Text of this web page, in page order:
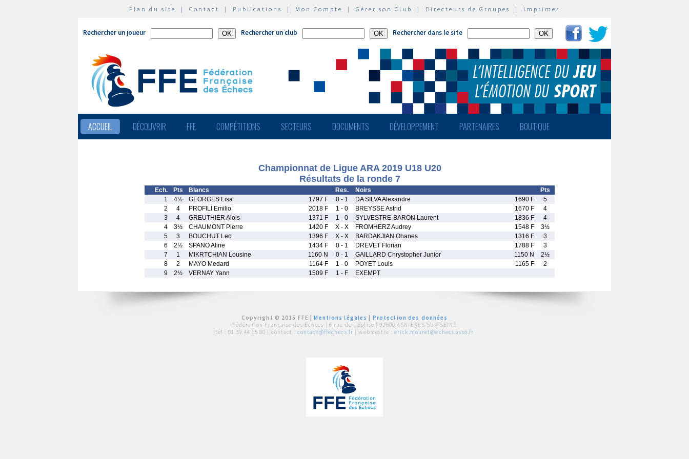
Plan du site | Contact | Publications | Mon Compte | Gérer son Club | Directeurs de Groupes | Imprimer
Rechercher un joueur Rechercher un club Rechercher dans le site
ACCUEIL DÉCOUVRIR FFE COMPÉTITIONS SECTEURS DOCUMENTS DÉVELOPPEMENT PARTENAIRES BOUTIQUE
Championnat de Ligue ARA 2019 U18 U20
Résultats de la ronde 7
Ech. Pts Blancs Res. Noirs
Pts
1
4½ GEORGES Lisa 1797 F 0 - 1 DA SILVA Alexandre 1690 F
5
2
4 PROFILI Emilio 2018 F 1 - 0 BREYSSE Astrid 1670 F
4
3
4 GREUTHIER Alois 1371 F 1 - 0 SYLVESTRE-BARON Laurent 1836 F
4
4
3½ CHAUMONT Pierre 1420 F X - X FROMHERZ Audrey 1548 F
3½
5
3 BOUCHUT Leo 1396 F X - X BARDAKJIAN Ohanes 1316 F
3
6
2½ SPANO Aline 1434 F 0 - 1 DREVET Florian 1788 F
3
7
1 MIKRTCHIAN Lousine 1160 N 0 - 1 GAILLARD Chrystopher Junior 1150 N
2½
8
2 MAYO Medard 1164 F 1 - 0 POYET Louis 1165 F
2
9
2½ VERNAY Yann 1509 F 1 - F EXEMPT
Copyright © 2015 FFE |Mentions légales
Protection des données
Fédération Française des Echecs | 6 rue de l'Eglise | 92600 ASNIERES SUR SEINE
tél : 01 39 44 65 80 | contact : contact@ffechecs.fr | webmestre : erick.mouret@echecs.asso.fr